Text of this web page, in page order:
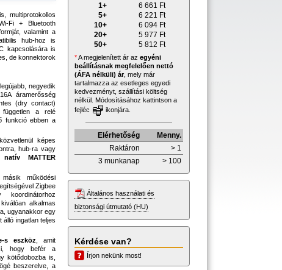
multiprotokollos
Fi + Bluetooth
valamint a
hub-hoz is
kapcsolására is
de konnektorok
negyedik
áramerősség
(dry contact)
a relé
funkció ebben a
képes
hub-ra vagy
natív MATTER
működési
Zigbee
alkalmas
ugyanakkor egy
ingatlan teljes
s eszköz , amit
hogy befér a
kötődobozba is,
beszerelve, a
1+ 6 661 Ft
5+
6 221 Ft
10+
6 094 Ft
20+
5 977 Ft
50+
5 812 Ft
*A megjelenített ár az egyéni
beállításnak megfelelően nettó
(ÁFA nélküli) ár, mely már
tartalmazza az esetleges egyedi
kedvezményt, szállítási költség
nélkül. Módosításához kattintson a
fejléc
ikonjára.
Elérhetőség
Menny.
Raktáron
> 1
3 munkanap
> 100
Általános használati és
biztonsági útmutató (HU)
Kérdése van?
Írjon nekünk most!